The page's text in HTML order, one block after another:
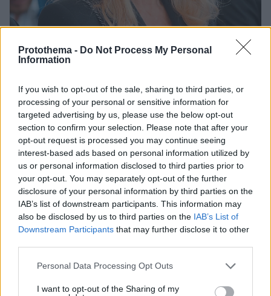
Protothema - Do Not Process My Personal
Information
If you wish to opt-out of the sale, sharing to third parties, or
processing of your personal or sensitive information for
targeted advertising by us, please use the below opt-out
section to confirm your selection. Please note that after your
opt-out request is processed you may continue seeing
interest-based ads based on personal information utilized by
us or personal information disclosed to third parties prior to
your opt-out. You may separately opt-out of the further
disclosure of your personal information by third parties on the
IAB’s list of downstream participants. This information may
also be disclosed by us to third parties on the IAB’s List of
Downstream Participants that may further disclose it to other
Please note that this website/app uses one or more Google
not limited to your visit or usage behaviour. You may click to
Personal Data Processing Opt Outs
I want to opt-out of the Sharing of my
Η Μαριάννα Λάτση συγκινημένη κατά τη διάρκεια της τελετής